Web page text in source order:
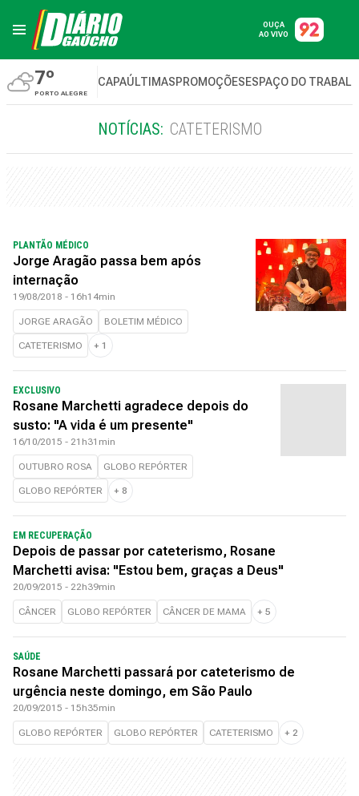
OUÇA
AO VIVO
7º
PORTO ALEGRE
CAPAÚLTIMASPROMOÇÕESESPAÇO DO
NOTÍCIAS: CATETERISMO
PLANTÃO MÉDICO
Jorge Aragão passa bem após
internação
19/08/2018 - 16h14min
JORGE ARAGÃO BOLETIM MÉDICO
CATETERISMO + 1
EXCLUSIVO
Rosane Marchetti agradece depois do
susto: "A vida é um presente"
16/10/2015 - 21h31min
OUTUBRO ROSA GLOBO REPÓRTER
GLOBO REPÓRTER + 8
EM RECUPERAÇÃO
Depois de passar por cateterismo, Rosane
Marchetti avisa: "Estou bem, graças a Deus"
20/09/2015 - 22h39min
CÂNCER GLOBO REPÓRTER CÂNCER DE MAMA + 5
SAÚDE
Rosane Marchetti passará por cateterismo de
urgência neste domingo, em São Paulo
20/09/2015 - 15h35min
GLOBO REPÓRTER GLOBO REPÓRTER CATETERISMO + 2